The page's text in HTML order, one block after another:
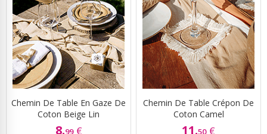
Chemin De Table En Gaze De
Coton Beige Lin
8.99 €
Chemin De Table Crépon De
Coton Camel
11.50 €